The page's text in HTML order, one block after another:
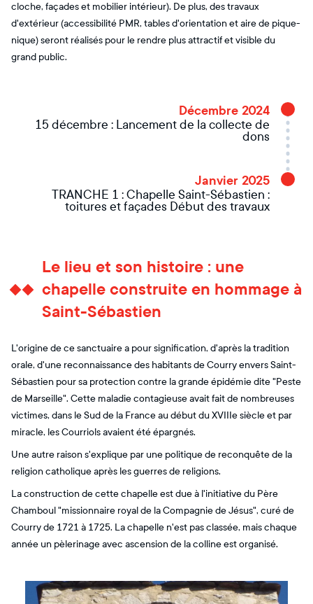
cloche, façades et mobilier intérieur). De plus, des travaux
d'extérieur (accessibilité PMR, tables d'orientation et aire de pique-
nique) seront réalisés pour le rendre plus attractif et visible du
grand public.
Décembre 2024
15 décembre : Lancement de la collecte de
dons
Janvier 2025
TRANCHE 1 : Chapelle Saint-Sébastien :
toitures et façades Début des travaux
Le lieu et son histoire : une
chapelle construite en hommage à
Saint-Sébastien
L'origine de ce sanctuaire a pour signification, d'après la tradition
orale, d'une reconnaissance des habitants de Courry envers Saint-
Sébastien pour sa protection contre la grande épidémie dite "Peste
de Marseille". Cette maladie contagieuse avait fait de nombreuses
victimes, dans le Sud de la France au début du XVIIIe siècle et par
miracle, les Courriols avaient été épargnés.
Une autre raison s'explique par une politique de reconquête de la
religion catholique après les guerres de religions.
La construction de cette chapelle est due à l'initiative du Père
Chamboul "missionnaire royal de la Compagnie de Jésus", curé de
Courry de 1721 à 1725. La chapelle n'est pas classée, mais chaque
année un pèlerinage avec ascension de la colline est organisé.